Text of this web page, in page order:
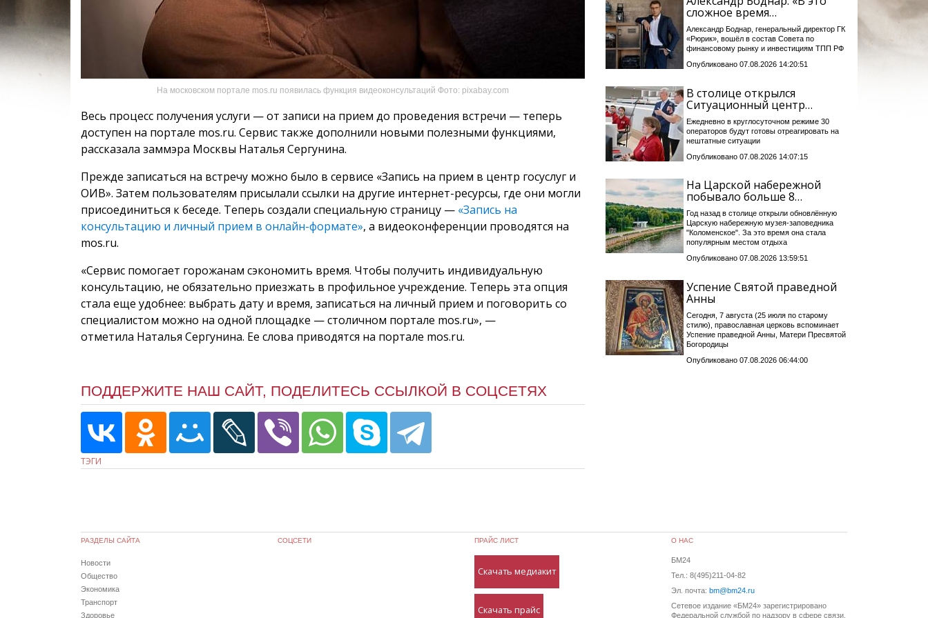
На московском портале mos.ru появилась функция видеоконсультаций Фото: pixabay.com
Весь процесс получения услуги — от записи на прием до проведения встречи — теперь
доступен на портале mos.ru. Сервис также дополнили новыми полезными функциями,
рассказала заммэра Москвы Наталья Сергунина.
Прежде записаться на встречу можно было в сервисе «Запись на прием в центр госуслуг и
ОИВ». Затем пользователям присылали ссылки на другие интернет-ресурсы, где они могли
присоединиться к беседе. Теперь создали специальную страницу — «Запись на
консультацию и личный прием в онлайн-формате», а видеоконференции проводятся на
mos.ru.
«Сервис помогает горожанам сэкономить время. Чтобы получить индивидуальную
консультацию, не обязательно приезжать в профильное учреждение. Теперь эта опция
стала еще удобнее: выбрать дату и время, записаться на личный прием и поговорить со
специалистом можно на одной площадке — столичном портале mos.ru», —
отметила Наталья Сергунина. Ее слова приводятся на портале mos.ru.
ПОДДЕРЖИТЕ НАШ САЙТ, ПОДЕЛИТЕСЬ ССЫЛКОЙ В СОЦСЕТЯХ
ТЭГИ
сложное время…
Александр Боднар, генеральный директор ГК
«Рюрик», вошёл в состав Совета по
финансовому рынку и инвестициям ТПП РФ
Опубликовано 07.08.2026 14:20:51
В столице открылся
Ситуационный центр…
Ежедневно в круглосуточном режиме 30
операторов будут готовы отреагировать на
нештатные ситуации
Опубликовано 07.08.2026 14:07:15
На Царской набережной
побывало больше 8…
Год назад в столице открыли обновлённую
Царскую набережную музея-заповедника
"Коломенское". За это время она стала
популярным местом отдыха
Опубликовано 07.08.2026 13:59:51
Успение Святой праведной
Анны
Сегодня, 7 августа (25 июля по старому
стилю), православная церковь вспоминает
Успение праведной Анны, Матери Пресвятой
Богородицы
Опубликовано 07.08.2026 06:44:00
РАЗДЕЛЫ САЙТА
Новости
Общество
Экономика
Транспорт
Здоровье
СОЦСЕТИ ПРАЙС ЛИСТ
Скачать медиакит
Скачать прайс
О НАС
БМ24
Тел.: 8(495)211-04-82
Эл. почта: bm@bm24.ru
Сетевое издание «БМ24» зарегистрировано
Федеральной службой по надзору в сфере связи,